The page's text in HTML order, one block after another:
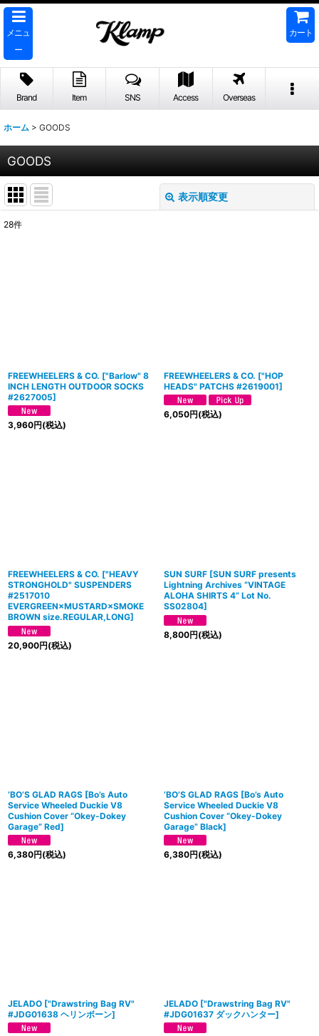
メニュ
ー
カート
Brand Item SNS Access Overseas
ホーム > GOODS
GOODS
表示順変更
28件
FREEWHEELERS & CO. ["Barlow" 8
INCH LENGTH OUTDOOR SOCKS
#2627005]
3,960円(税込)
FREEWHEELERS & CO. ["HOP
HEADS" PATCHS #2619001]
6,050円(税込)
FREEWHEELERS & CO. ["HEAVY
STRONGHOLD" SUSPENDERS
#2517010
EVERGREEN×MUSTARD×SMOKE
BROWN size.REGULAR,LONG]
20,900円(税込)
SUN SURF [SUN SURF presents
Lightning Archives “VINTAGE
ALOHA SHIRTS 4” Lot No.
SS02804]
8,800円(税込)
’BO’S GLAD RAGS [Bo’s Auto
Service Wheeled Duckie V8
Cushion Cover “Okey-Dokey
Garage” Red]
6,380円(税込)
’BO’S GLAD RAGS [Bo’s Auto
Service Wheeled Duckie V8
Cushion Cover “Okey-Dokey
Garage” Black]
6,380円(税込)
JELADO ["Drawstring Bag RV"
#JDG01638 ヘリンボーン]
JELADO ["Drawstring Bag RV"
#JDG01637 ダックハンター]